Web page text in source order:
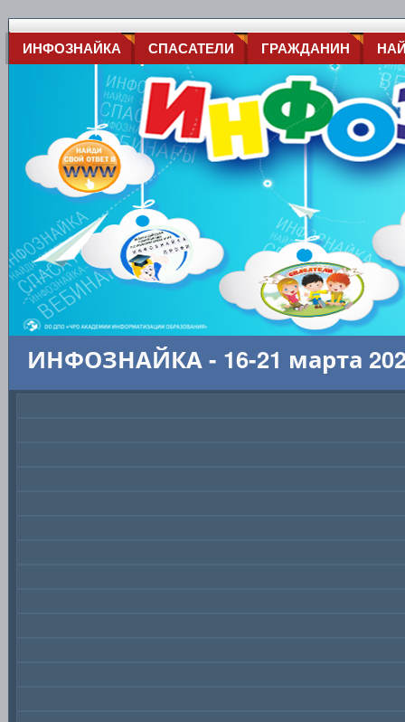
ИНФОЗНАЙКА СПАСАТЕЛИ ГРАЖДАНИН
ИНФОЗНАЙКА - 16-21 марта